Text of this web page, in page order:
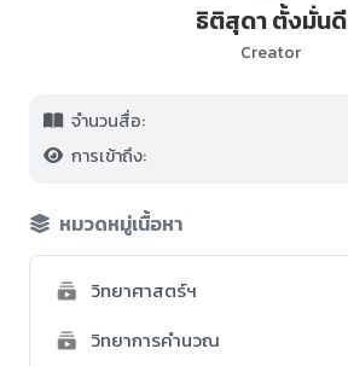
ธิติสุดา ตั้งมั่นดี
Creator
จำนวนสื่อ:
การเข้าถึง:
หมวดหมู่เนื้อหา
วิทยาศาสตร์ฯ
วิทยาการคำนวณ